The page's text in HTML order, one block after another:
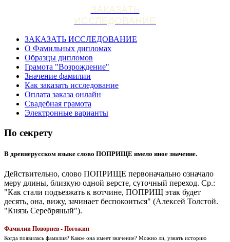
ЗАКАЗАТЬ
ИССЛЕДОВАНИЕ
ЗАКАЗАТЬ ИССЛЕДОВАНИЕ
О Фамильных дипломах
Образцы дипломов
Грамота "Возрождение"
Значение фамилии
Как заказать исследование
Оплата заказа онлайн
Свадебная грамота
Электронные варианты
По секрету
В древнерусском языке слово ПОПРИЩЕ имело иное значение.
Действительно, слово ПОПРИЩЕ первоначально означало
меру длины, близкую одной версте, суточный переход. Ср.:
"Как стали подъезжать к вотчине, ПОПРИЩ этак будет
десять, она, вижу, зачинает беспокоиться" (Алексей Толстой.
"Князь Серебряный").
Фамилии Поворнев - Погожин
Когда появилась фамилия? Какое она имеет значение? Можно ли, узнать историю